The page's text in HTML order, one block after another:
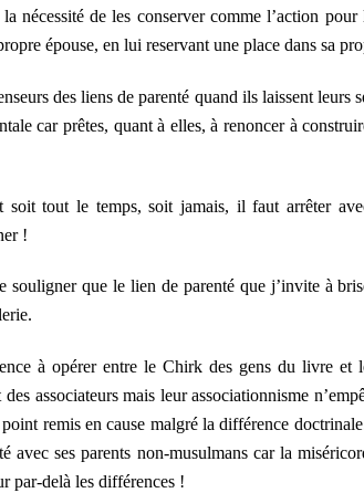
nécessité de les conserver comme l’action
épouse, en lui reservant une place dans sa
des liens de parenté quand ils laissent
car prêtes, quant à elles, à renoncer à
soit tout le temps, soit jamais, il faut arrêter
!
souligner que le lien de parenté que j’invite à
à opérer entre le Chirk des gens du livre et
associateurs mais leur associationnisme
remis en cause malgré la différence
avec ses parents non-musulmans car la
par-delà les différences !